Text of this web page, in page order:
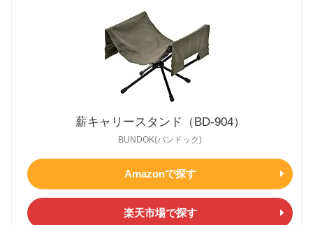
薪キャリースタンド（BD-904）
BUNDOK(バンドック)
Amazonで探す
楽天市場で探す